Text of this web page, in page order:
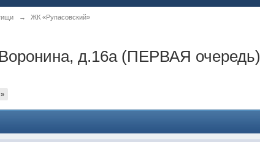
→ ЖК «Рупасовский»
д.16а (ПЕРВАЯ очередь)
»